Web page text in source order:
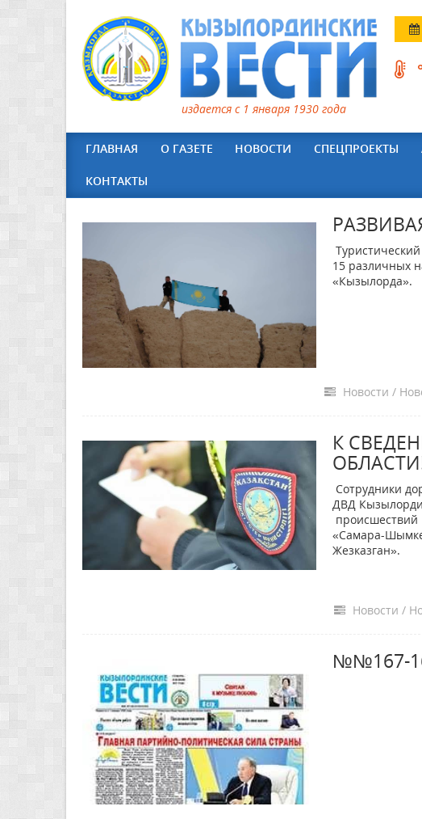
издается с 1 января 1930 года
ГЛАВНАЯ О ГАЗЕТЕ НОВОСТИ СПЕЦПРОЕКТЫ
КОНТАКТЫ
15 различных
«Кызылорда».
Новости /
К
Сотрудники
ДВД
происшествий
«Самара-
Жезказган».
Новости /
№№167-